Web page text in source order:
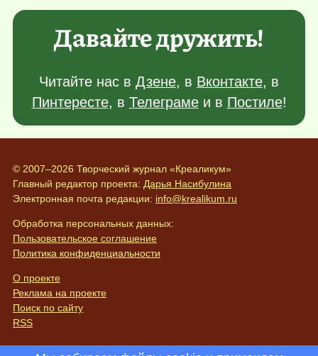
Давайте дружить!
Читайте нас в Дзене, в Вконтакте, в
Пинтересте, в Телеграмеи в Постиле!
© 2007–2026 Творческий журнал «Креаликум»
Главный редактор проекта: Дарья Насибулина
Электронная почта редакции: info@krealikum.ru
Обработка персональных данных:
Пользовательское соглашение
Политика конфиденциальности
О проекте
Реклама на проекте
Поиск по сайту
RSS